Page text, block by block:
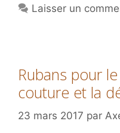
Laisser un
Rubans pour
couture et la
23 mars 2017 par